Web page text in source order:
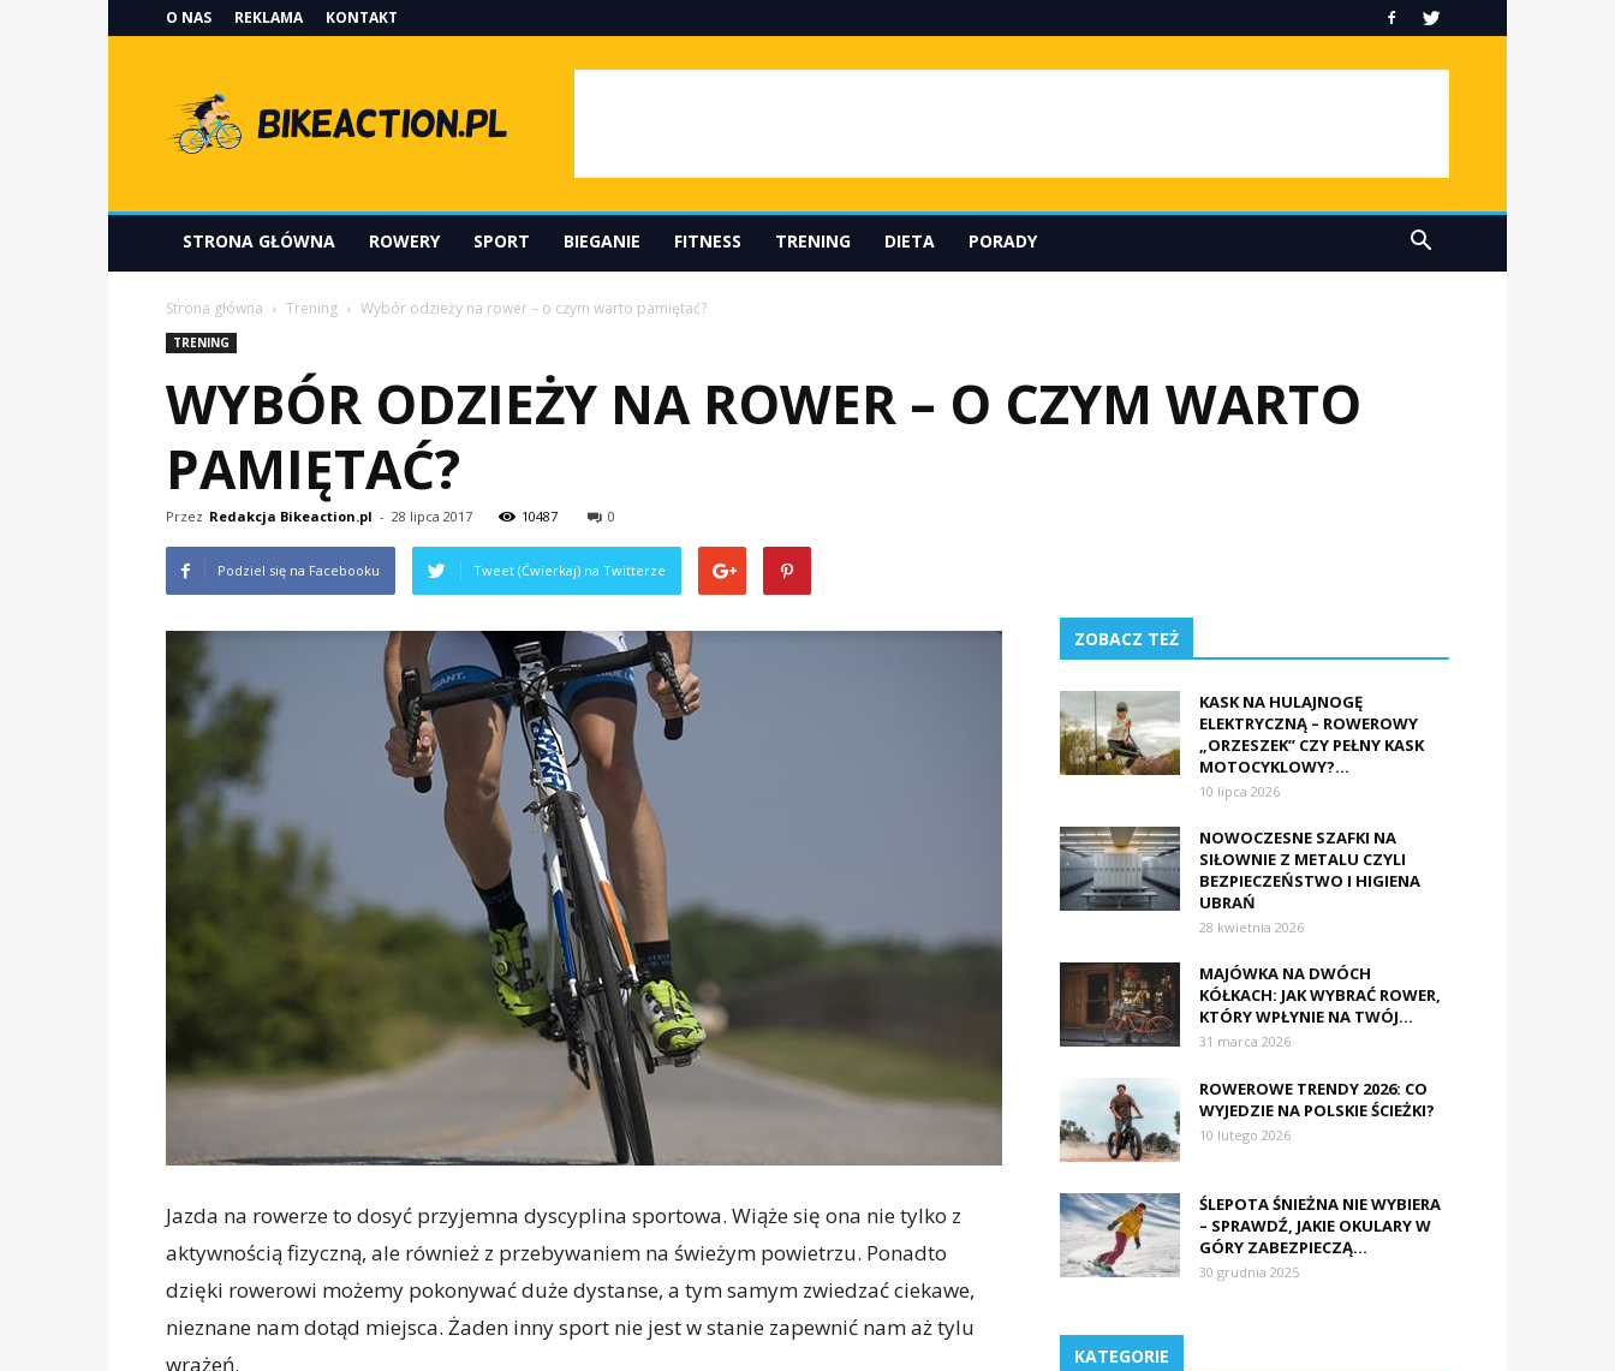
O NAS REKLAMA KONTAKT
STRONA GŁÓWNA ROWERY SPORT BIEGANIE FITNESS TRENING DIETA PORADY
Strona główna Trening Wybór odzieży na rower – o czym warto pamiętać?
TRENING
WYBÓR ODZIEŻY NA ROWER – O CZYM WARTO
PAMIĘTAĆ?
Przez Redakcja Bikeaction.pl - 28 lipca 2017 10487 0
Podziel się na Facebooku Tweet (Ćwierkaj) na Twitterze
Jazda na rowerze to dosyć przyjemna dyscyplina sportowa. Wiąże się ona nie tylko z
aktywnością fizyczną, ale również z przebywaniem na świeżym powietrzu. Ponadto
dzięki rowerowi możemy pokonywać duże dystanse, a tym samym zwiedzać ciekawe,
nieznane nam dotąd miejsca. Żaden inny sport nie jest w stanie zapewnić nam aż tylu
wrażeń.
ZOBACZ TEŻ
KASK NA HULAJNOGĘ
ELEKTRYCZNĄ – ROWEROWY
„ORZESZEK” CZY PEŁNY KASK
MOTOCYKLOWY?...
10 lipca 2026
NOWOCZESNE SZAFKI NA
SIŁOWNIE Z METALU CZYLI
BEZPIECZEŃSTWO I HIGIENA
UBRAŃ
28 kwietnia 2026
MAJÓWKA NA DWÓCH
KÓŁKACH: JAK WYBRAĆ ROWER,
KTÓRY WPŁYNIE NA TWÓJ...
31 marca 2026
ROWEROWE TRENDY 2026: CO
WYJEDZIE NA POLSKIE ŚCIEŻKI?
10 lutego 2026
ŚLEPOTA ŚNIEŻNA NIE WYBIERA
– SPRAWDŹ, JAKIE OKULARY W
GÓRY ZABEZPIECZĄ...
30 grudnia 2025
KATEGORIE